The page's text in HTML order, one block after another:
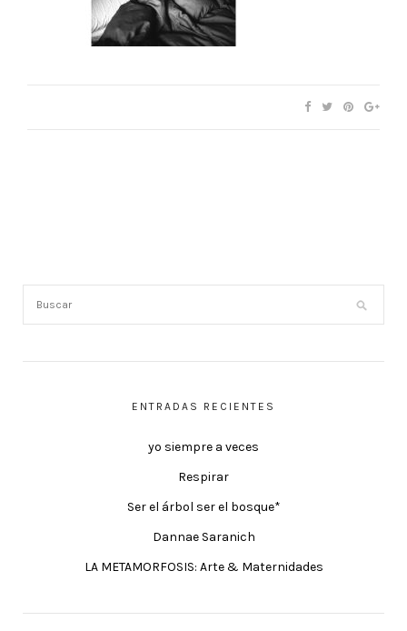
ENTRADAS RECIENTES
yo siempre a veces
Respirar
Ser el árbol ser el bosque*
Dannae Saranich
LA METAMORFOSIS: Arte & Maternidades